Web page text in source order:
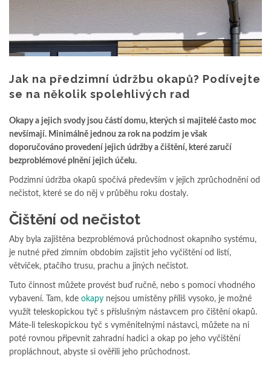
Jak na předzimní údržbu okapů? Podívejte
se na několik spolehlivých rad
Okapy a jejich svody jsou částí domu, kterých si majitelé často moc
nevšímají. Minimálně jednou za rok na podzim je však
doporučováno provedení jejich údržby a čištění, které zaručí
bezproblémové plnění jejich účelu.
Podzimní údržba okapů spočívá především v jejich zprůchodnění od
nečistot, které se do něj v průběhu roku dostaly.
Čištění od nečistot
Aby byla zajištěna bezproblémová průchodnost okapního systému,
je nutné před zimním obdobím zajistit jeho vyčištění od listí,
větviček, ptačího trusu, prachu a jiných nečistot.
Tuto činnost můžete provést buď ručně, nebo s pomocí vhodného
vybavení. Tam, kde okapy nejsou umístěny příliš vysoko, je možné
využít teleskopickou tyč s příslušným nástavcem pro čištění okapů.
Máte-li teleskopickou tyč s vyměnitelnými nástavci, můžete na ni
poté rovnou připevnit zahradní hadici a okap po jeho vyčištění
propláchnout, abyste si ověřili jeho průchodnost.